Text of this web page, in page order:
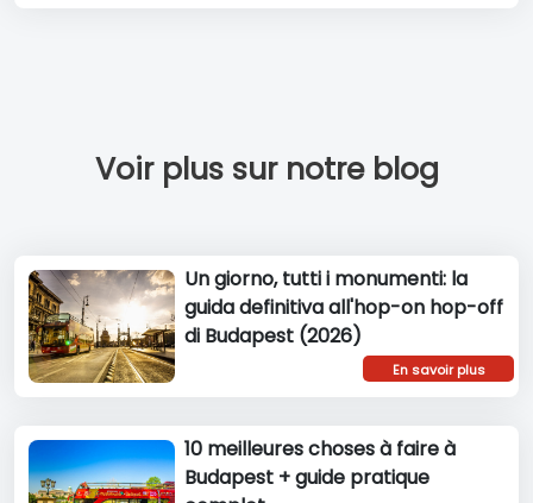
Voir plus sur notre blog
Un giorno, tutti i monumenti: la
guida definitiva all'hop-on hop-off
di Budapest (2026)
En savoir plus
10 meilleures choses à faire à
Budapest + guide pratique